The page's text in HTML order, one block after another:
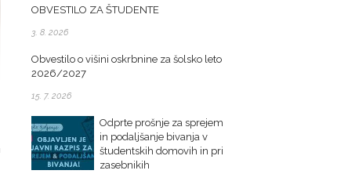
OBVESTILO ZA ŠTUDENTE
3. 8. 2026
Obvestilo o višini oskrbnine za šolsko leto
2026/2027
15. 7. 2026
Odprte prošnje za sprejem
in podaljšanje bivanja v
študentskih domovih in pri
zasebnikih